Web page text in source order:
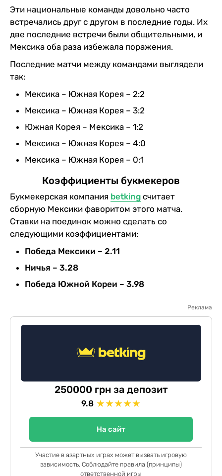
Эти национальные команды довольно часто
встречались друг с другом в последние годы. Их
две последние встречи были общительными, и
Мексика оба раза избежала поражения.
Последние матчи между командами выглядели
так:
Мексика – Южная Корея – 2:2
Мексика – Южная Корея – 3:2
Южная Корея – Мексика – 1:2
Мексика – Южная Корея – 4:0
Мексика – Южная Корея – 0:1
Коэффициенты букмекеров
Букмекерская компания betking считает
сборную Мексики фаворитом этого матча.
Ставки на поединок можно сделать со
следующими коэффициентами:
Победа Мексики – 2.11
Ничья – 3.28
Победа Южной Кореи – 3.98
Реклама
250000 грн за депозит
9.8 ★★★★★
На сайт
Участие в азартных играх может вызвать игровую
зависимость. Соблюдайте правила (принципы)
ответственной игры